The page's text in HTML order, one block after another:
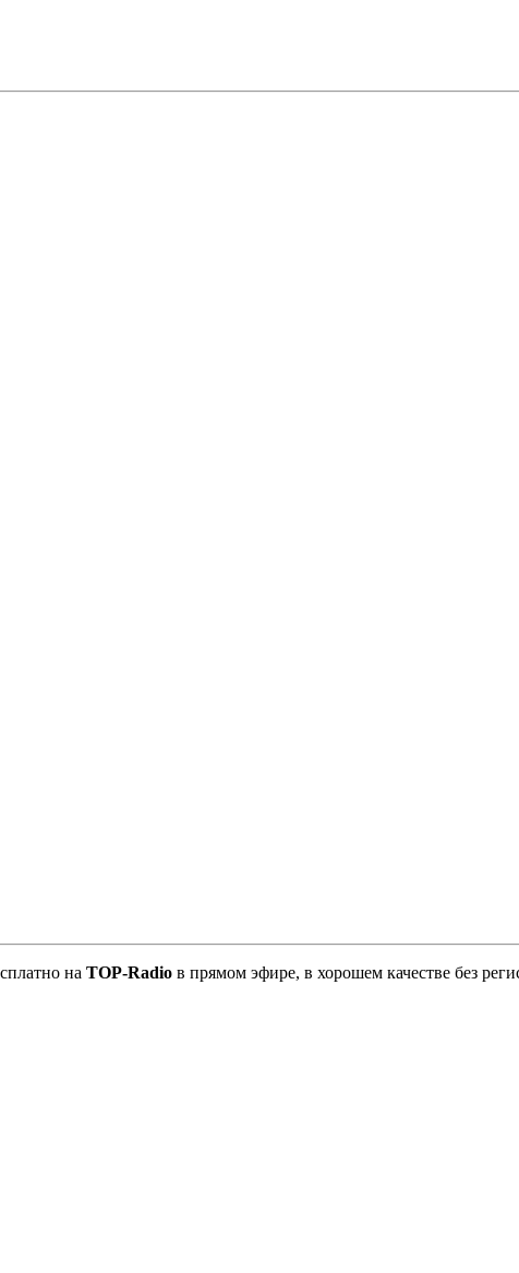
на TOP-Radio в прямом эфире, в хорошем качестве без